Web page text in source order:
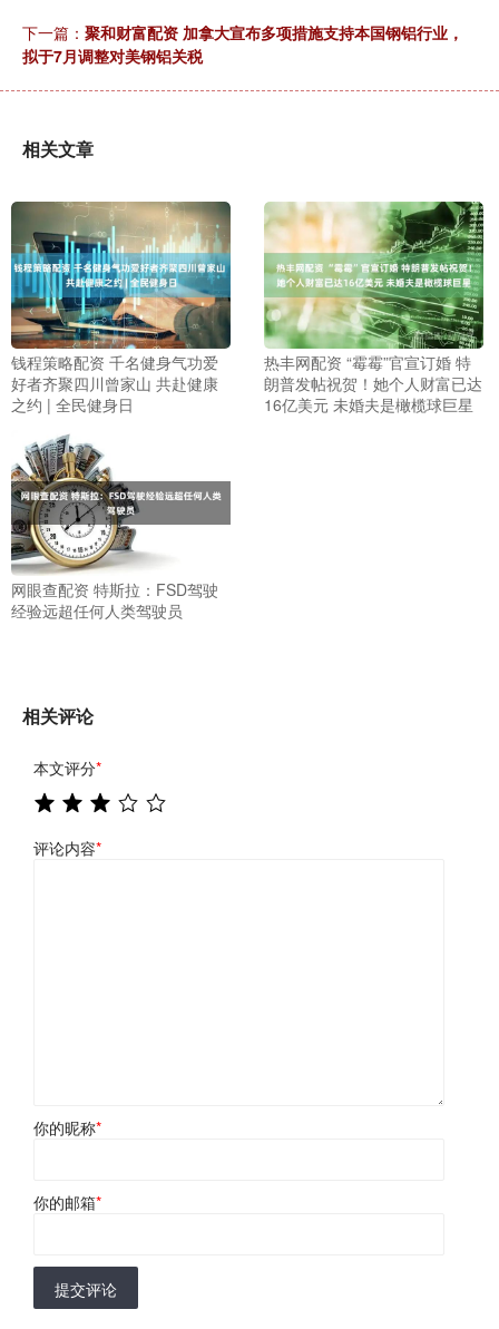
下一篇： 聚和财富配资 加拿大宣布多项措施支持本国钢铝行业，
拟于7月调整对美钢铝关税
相关文章
钱程策略配资 千名健身气功爱
好者齐聚四川曾家山 共赴健康
之约 | 全民健身日
热丰网配资 “霉霉”官宣订婚 特
朗普发帖祝贺！她个人财富已达
16亿美元 未婚夫是橄榄球巨星
网眼查配资 特斯拉：FSD驾驶
经验远超任何人类驾驶员
相关评论
本文评分*
评论内容*
你的昵称*
你的邮箱*
提交评论